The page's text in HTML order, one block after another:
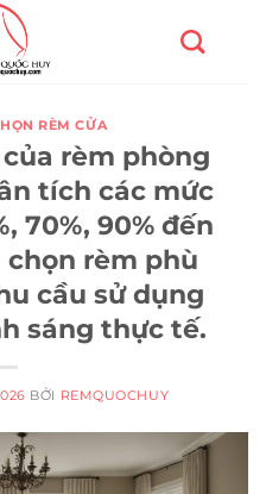
RÈM CỬA
rèm phòng
tích các mức
70%, 90% đến
chọn rèm phù
cầu sử dụng
sáng thực tế.
BỞI REMQUOCHUY